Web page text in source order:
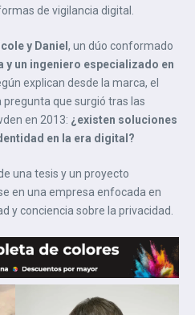
de vigilancia digital.
y Daniel , un dúo conformado
y un ingeniero especializado en
explican desde la marca, el
que surgió tras las
en 2013: ¿existen soluciones
en la era digital?
una tesis y un proyecto
en una empresa enfocada en
y conciencia sobre la privacidad.